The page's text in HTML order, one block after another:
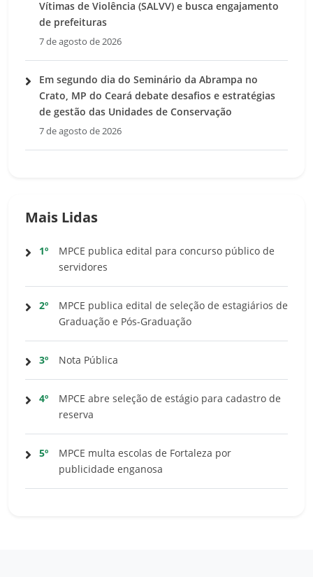
Vítimas de Violência (SALVV) e busca engajamento
de prefeituras
7 de agosto de 2026
Em segundo dia do Seminário da Abrampa no
Crato, MP do Ceará debate desafios e estratégias
de gestão das Unidades de Conservação
7 de agosto de 2026
Mais Lidas
1º
MPCE publica edital para concurso público de
servidores
2º
MPCE publica edital de seleção de estagiários de
Graduação e Pós-Graduação
3º Nota Pública
4º
MPCE abre seleção de estágio para cadastro de
reserva
5º
MPCE multa escolas de Fortaleza por
publicidade enganosa